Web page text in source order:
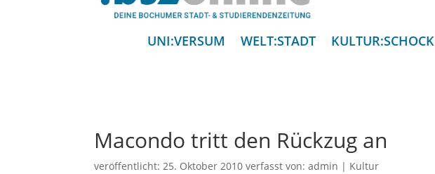
UNI:VERSUM WELT:STADT KULTUR:SCHOCK
Macondo tritt den Rückzug an
veröffentlicht:25. Oktober 2010 verfasst von:admin | Kultur